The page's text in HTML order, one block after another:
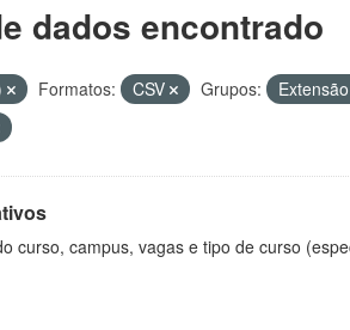
dados encontrado
Formatos: CSV Grupos:
Extensão
curso, campus, vagas e tipo de curso